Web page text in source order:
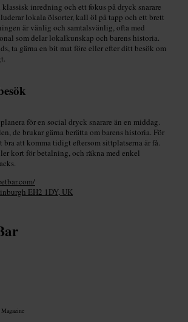
inredning och ett fokus på dryck snarare
lokala ölsorter, kall öl på tapp och ett brett
är vänlig och samtalsvänlig, ofta med
som delar lokalkunskap och barens historia.
ta gärna en bit mat före eller efter ditt besök om
för en social dryck snarare än en middag.
de brukar gärna berätta om barens historia. För
bra att komma tidigt eftersom sittplatserna är få.
kort för betalning, och räkna med enkel
EH2 1DY, UK